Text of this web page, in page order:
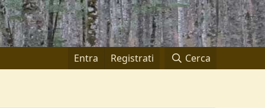
Entra Registrati Cerca